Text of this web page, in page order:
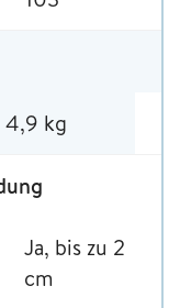
4,9 kg
Ja, bis zu 2
cm